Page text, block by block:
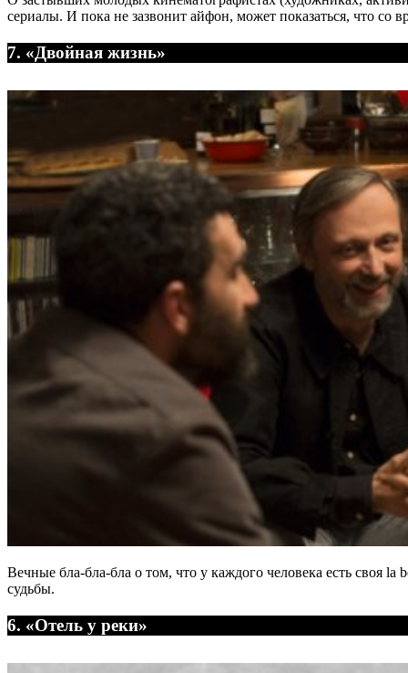
сериалы. И пока не зазвонит айфон, может показаться, что со
7. «Двойная жизнь»
Вечные бла-бла-бла о том, что у каждого человека есть своя
судьбы.
6. «Отель у реки»